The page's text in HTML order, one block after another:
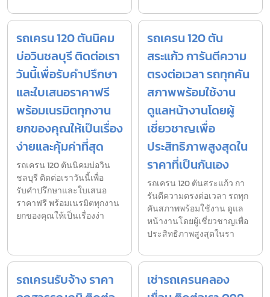
รถเครน 120 ตันนิคม
บ่อวินชลบุรี ติดต่อเรา
วันนี้เพื่อรับคำปรึกษา
และใบเสนอราคาฟรี
พร้อมเนรมิตทุกงาน
ยกของคุณให้เป็นเรื่อง
ง่ายและคุ้มค่าที่สุด
รถเครน 120 ตันนิคมบ่อวิน
ชลบุรี ติดต่อเราวันนี้เพื่อ
รับคำปรึกษาและใบเสนอ
ราคาฟรี พร้อมเนรมิตทุกงาน
ยกของคุณให้เป็นเรื่องง่า
รถเครน 120 ตัน
สระแก้ว การันตีความ
ตรงต่อเวลา รถทุกคัน
สภาพพร้อมใช้งาน
ดูแลหน้างานโดยผู้
เชี่ยวชาญเพื่อ
ประสิทธิภาพสูงสุดใน
ราคาที่เป็นกันเอง
รถเครน 120 ตันสระแก้ว กา
รันตีความตรงต่อเวลา รถทุก
คันสภาพพร้อมใช้งาน ดูแล
หน้างานโดยผู้เชี่ยวชาญเพื่อ
ประสิทธิภาพสูงสุดในรา
รถเครนรับจ้าง ราคา
เช่ารถเครนคลอง